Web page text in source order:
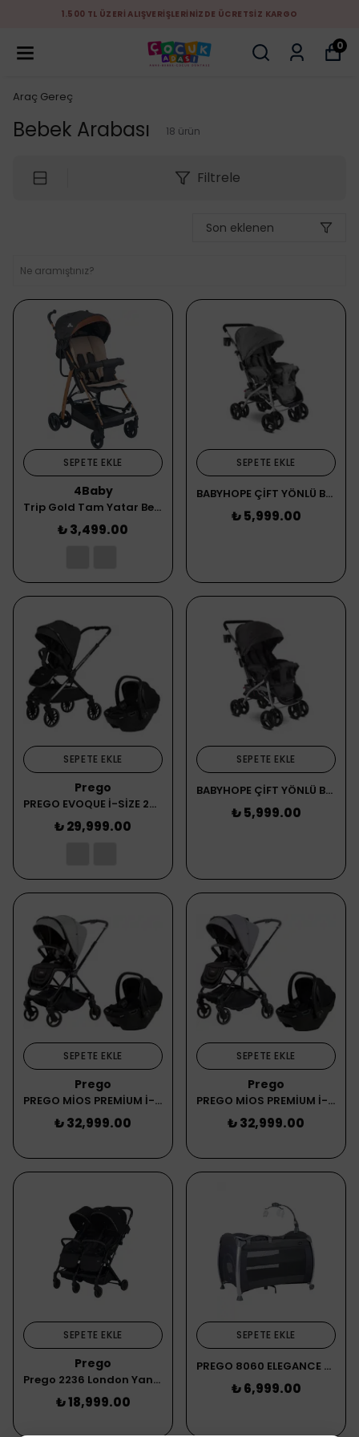
1.500 TL ÜZERİ ALIŞVERİŞLERİNİZDE ÜCRETSİZ KARGO
0
Araç Gereç
Bebek Arabası 18 ürün
Filtrele
Son eklenen
SEPETE EKLE
4Baby
Trip Gold Tam Yatar Bebek Arabası Antrasit
₺ 3,499.00
SEPETE EKLE
BABYHOPE ÇİFT YÖNLÜ BEBEK ARABASI 603 GRİ
₺ 5,999.00
SEPETE EKLE
Prego
PREGO EVOQUE İ-SİZE 2425 BEBEK ARABASI
₺ 29,999.00
SEPETE EKLE
BABYHOPE ÇİFT YÖNLÜ BEBEK ARABASI 603 SİYAH
₺ 5,999.00
SEPETE EKLE
Prego
PREGO MİOS PREMİUM İ-SİZE 2415 BEBEK ARABASI YEŞİL
₺ 32,999.00
SEPETE EKLE
Prego
PREGO MİOS PREMİUM İ-SİZE 2415 BEBEK ARABASI GRİ
₺ 32,999.00
SEPETE EKLE
Prego
Prego 2236 London Yanyana İkiz Bebek Arabası Siyah
₺ 18,999.00
SEPETE EKLE
PREGO 8060 ELEGANCE OYUN PARKI SİYAH 70x110CM
₺ 6,999.00